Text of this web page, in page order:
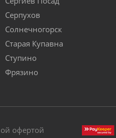
Серпухов
Солнечногорск
Старая Купавна
Ступино
Фрязино
офертой